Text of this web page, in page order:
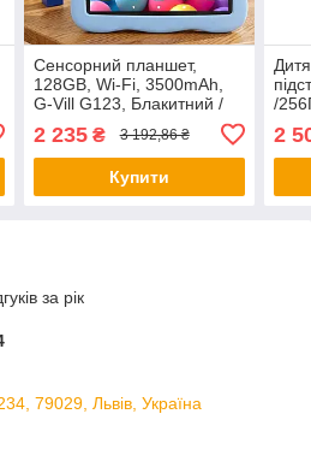
Сенсорний планшет,
128GB, Wi-Fi, 3500mAh,
G-Vill G123, Блакитний /
Дитячий планшет 7"
2 235₴ 3 192,86 ₴
Купити
/
2
за рік
79029, Львів, Україна